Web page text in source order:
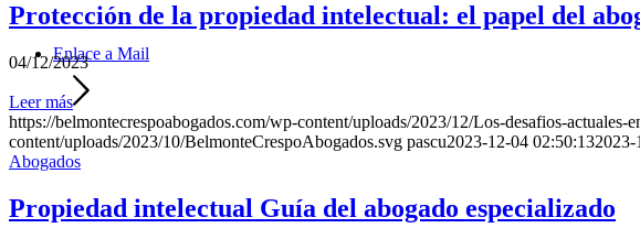
Enlace a Mail
Protección de la propiedad intelectual: el papel del
04/12/2023
Leer más
https://belmontecrespoabogados.com/wp-content/uploads/2023/12/Los-desafios-
content/uploads/2023/10/BelmonteCrespoAbogados.svg pascu2023-12-04 02:50:132023-
Abogados
Propiedad intelectual Guía del abogado especializado